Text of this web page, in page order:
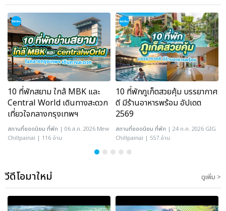
10 ที่พักสยาม ใกล้ MBK และ
Central World เดินทางสะดวก
เที่ยวใจกลางกรุงเทพฯ
สถานที่ยอดนิยม ที่พัก | 06 ส.ค. 2026 Mew
Chillpainai | 116 อ่าน
10 ที่พักภูเก็ตสวยคุ้ม บรรยากาศ
ดี มีร้านอาหารพร้อม อัปเดต
2569
สถานที่ยอดนิยม ที่พัก | 24 ก.ค. 2026 GIG
Chillpainai | 557 อ่าน
วีดีโอมาใหม่ ดูเพิ่ม >